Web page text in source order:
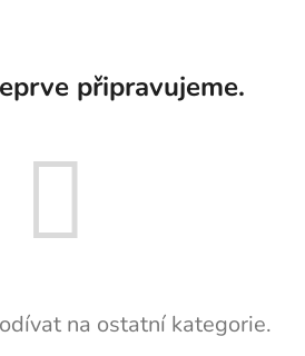
připravujeme.
na ostatní kategorie.